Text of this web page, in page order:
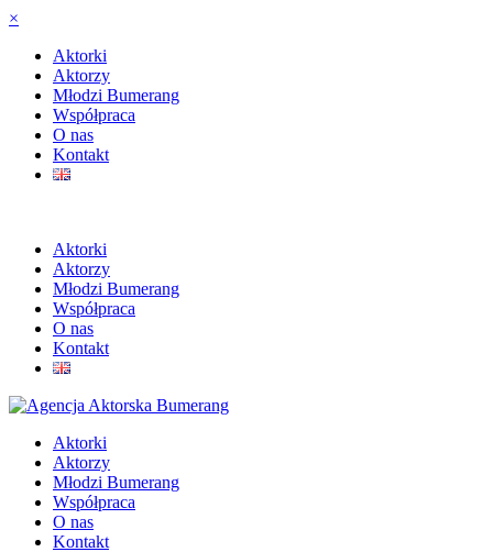
×
Aktorki
Aktorzy
Młodzi Bumerang
Współpraca
O nas
Kontakt
Aktorki
Aktorzy
Młodzi Bumerang
Współpraca
O nas
Kontakt
Aktorki
Aktorzy
Młodzi Bumerang
Współpraca
O nas
Kontakt